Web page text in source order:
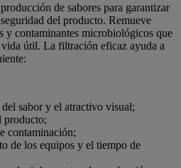
de sabores para garantizar
del producto. Remueve
y contaminantes microbiológicos que
útil. La filtración eficaz ayuda a
sabor y el atractivo visual;
producto;
contaminación;
de los equipos y el tiempo de